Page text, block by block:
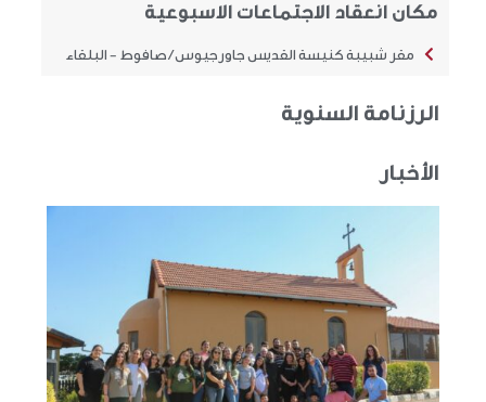
مكان انعقاد الاجتماعات الاسبوعية
مقر شبيبة كنيسة القديس جاورجيوس / صافوط - البلقاء
الرزنامة السنوية
الأخبار